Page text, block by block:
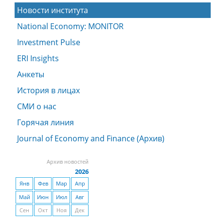
Новости института
National Economy: MONITOR
Investment Pulse
ERI Insights
Анкеты
История в лицах
СМИ о нас
Горячая линия
Journal of Economy and Finance (Архив)
Архив новостей
2026
Янв Фев Мар
Апр
Май
Июн Июл
Авг
Сен
Окт Ноя Дек